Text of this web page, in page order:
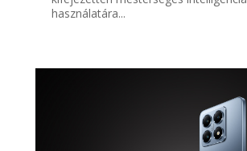
használatára...